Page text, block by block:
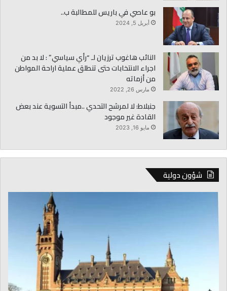
بو عاصي في باريس للمطالبة ب..
أبريل 5, 2024
النائب هاغوب ترزيان لـ “رأي سياسي” : لا بد من
اجراء الانتخابات حتى تنطلق عملية اراحة المواطن
من أزماته​
مارس 26, 2022
جنبلاط: لا لمرشح التحدي ..مبدأ التسوية عند بعض
القادة غير موجود
مايو 16, 2023
شؤون دولية